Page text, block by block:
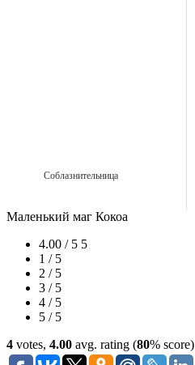
Соблазнительница
Маленький маг Кокоа
4.00 / 5 5
1 / 5
2 / 5
3 / 5
4 / 5
5 / 5
4 votes, 4.00 avg. rating (80% score)